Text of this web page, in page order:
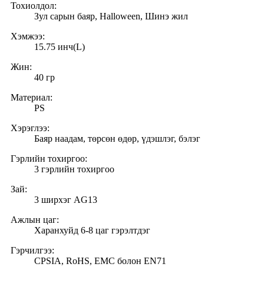
Тохиолдол:
Зул сарын баяр, Halloween, Шинэ жил
Хэмжээ:
15.75 инч(L)
Жин:
40 гр
Материал:
PS
Хэрэглээ:
Баяр наадам, төрсөн өдөр, үдэшлэг, бэлэг
Гэрлийн тохиргоо:
3 гэрлийн тохиргоо
Зай:
3 ширхэг AG13
Ажлын цаг:
Харанхуйд 6-8 цаг гэрэлтдэг
Гэрчилгээ:
CPSIA, RoHS, EMC болон EN71